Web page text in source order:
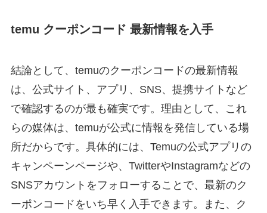
temu クーポンコード 最新情報を入手
結論として、temuのクーポンコードの最新情報
は、公式サイト、アプリ、SNS、提携サイトなど
で確認するのが最も確実です。理由として、これ
らの媒体は、temuが公式に情報を発信している場
所だからです。具体的には、Temuの公式アプリの
キャンペーンページや、TwitterやInstagramなどの
SNSアカウントをフォローすることで、最新のク
ーポンコードをいち早く入手できます。また、ク